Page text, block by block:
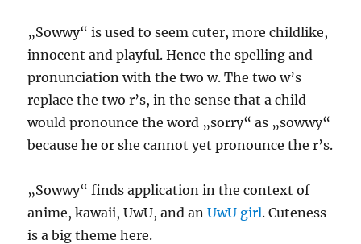
„Sowwy“ is used to seem cuter, more childlike,
innocent and playful. Hence the spelling and
pronunciation with the two w. The two w’s
replace the two r’s, in the sense that a child
would pronounce the word „sorry“ as „sowwy“
because he or she cannot yet pronounce the r’s.
„Sowwy“ finds application in the context of
anime, kawaii, UwU, and anUwU girl. Cuteness
is a big theme here.